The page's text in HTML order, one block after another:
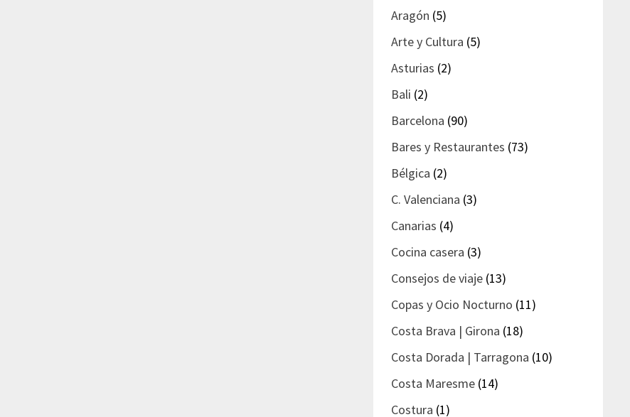
Aragón (5)
Arte y Cultura (5)
Asturias (2)
Bali (2)
Barcelona (90)
Bares y Restaurantes (73)
Bélgica (2)
C. Valenciana (3)
Canarias (4)
Cocina casera (3)
Consejos de viaje (13)
Copas y Ocio Nocturno (11)
Costa Brava | Girona (18)
Costa Dorada | Tarragona (10)
Costa Maresme (14)
Costura (1)